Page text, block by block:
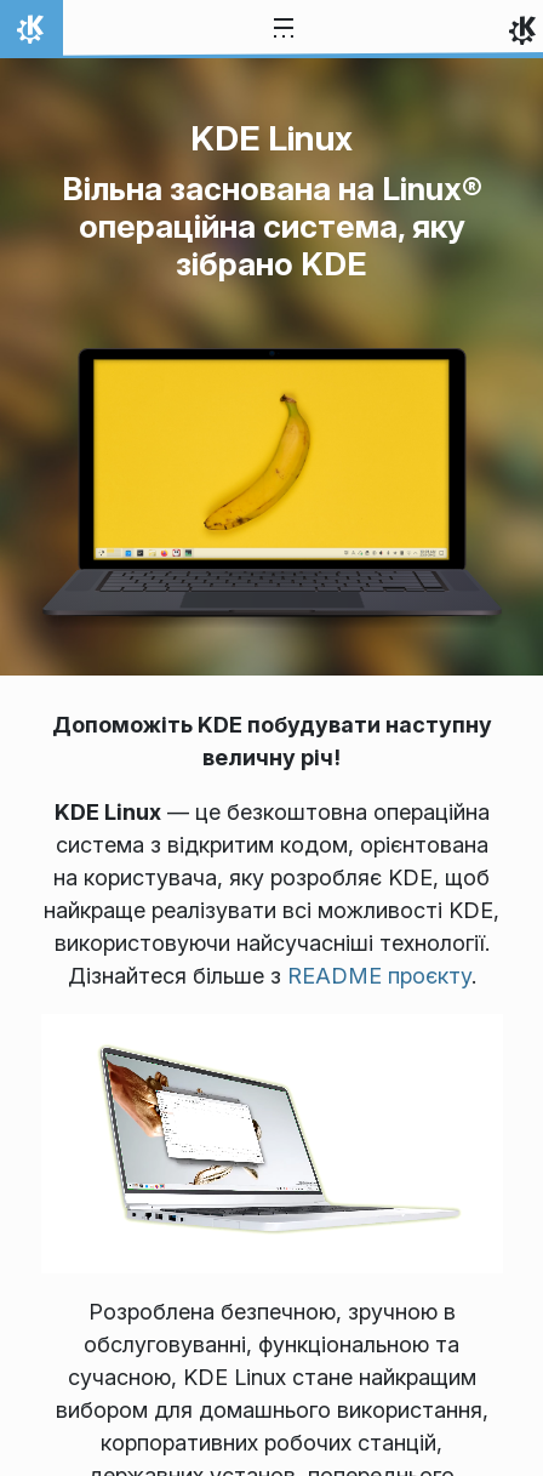
Перейти до вмісту
Домівка
KDE Linux
Вільна заснована на Linux®
операційна система, яку
зібрано KDE
Допоможіть KDE побудувати наступну
величну річ!
KDE Linux— це безкоштовна операційна
система з відкритим кодом, орієнтована
на користувача, яку розробляє KDE, щоб
найкраще реалізувати всі можливості KDE,
використовуючи найсучасніші технології.
Дізнайтеся більше з README проєкту.
Розроблена безпечною, зручною в
обслуговуванні, функціональною та
сучасною, KDE Linux стане найкращим
вибором для домашнього використання,
корпоративних робочих станцій,